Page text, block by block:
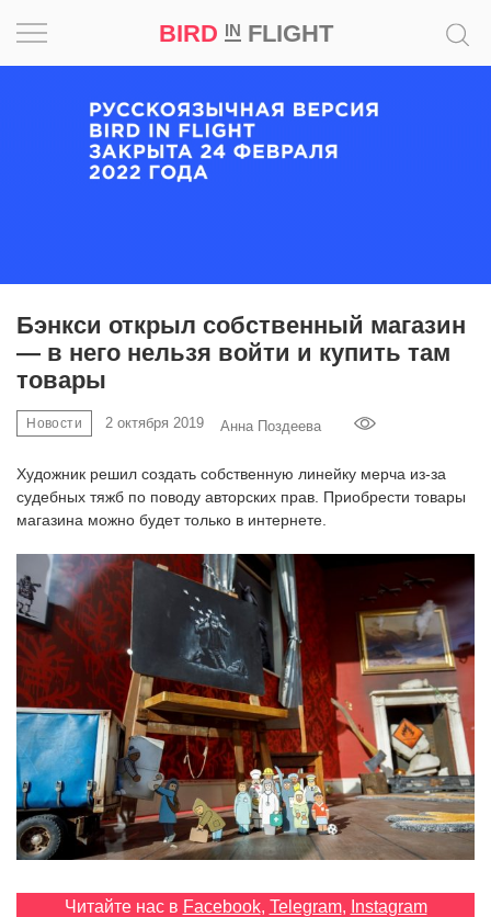
BIRD INFLIGHT
Бэнкси открыл собственный магазин
— в него нельзя войти и купить там
товары
Новости 2 октября 2019 Анна Поздеева
Художник решил создать собственную линейку мерча из-за
судебных тяжб по поводу авторских прав. Приобрести товары
магазина можно будет только в интернете.
Читайте нас в Facebook, Telegram, Instagram